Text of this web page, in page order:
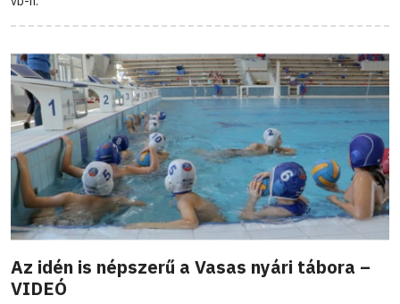
Az idén is népszerű a Vasas nyári tábora –
VIDEÓ